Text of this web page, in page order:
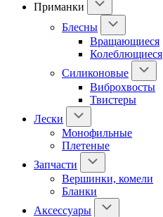
Приманки
Блесны
Вращающиеся
Колеблющиеся
Силиконовые
Виброхвосты
Твистеры
Лески
Монофильные
Плетеные
Запчасти
Вершинки, комели
Бланки
Аксессуары